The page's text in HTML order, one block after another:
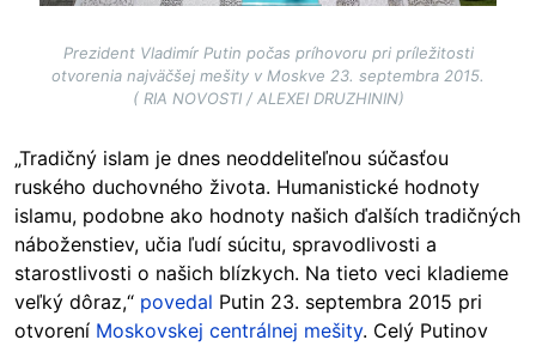
Prezident Vladimír Putin počas príhovoru pri príležitosti
otvorenia najväčšej mešity v Moskve 23. septembra 2015.
( RIA NOVOSTI / ALEXEI DRUZHININ)
„Tradičný islam je dnes neoddeliteľnou súčasťou
ruského duchovného života. Humanistické hodnoty
islamu, podobne ako hodnoty našich ďalších tradičných
náboženstiev, učia ľudí súcitu, spravodlivosti a
starostlivosti o našich blízkych. Na tieto veci kladieme
veľký dôraz,“ povedal Putin 23. septembra 2015 pri
otvorení Moskovskej centrálnej mešity. Celý Putinov